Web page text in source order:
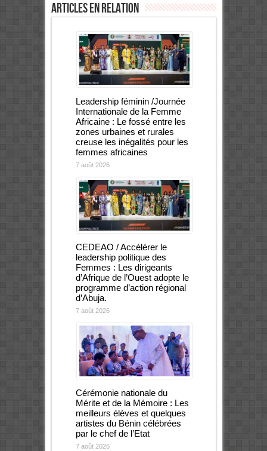
Articles en relation
Leadership féminin /Journée
Internationale de la Femme
Africaine : Le fossé entre les
zones urbaines et rurales
creuse les inégalités pour les
femmes africaines
7 août 2026
CEDEAO / Accélérer le
leadership politique des
Femmes : Les dirigeants
d’Afrique de l’Ouest adopte le
programme d’action régional
d’Abuja.
7 août 2026
Cérémonie nationale du
Mérite et de la Mémoire : Les
meilleurs élèves et quelques
artistes du Bénin célébrées
par le chef de l’Etat
7 août 2026